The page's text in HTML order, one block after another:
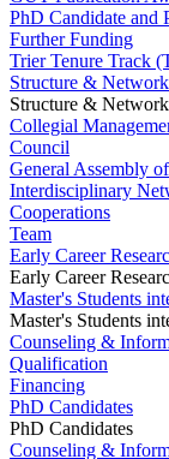
PhD Candidate and
Further Funding
Trier Tenure Track
Structure &
Structure &
Collegial
Council
General Assembly
Interdisciplinary
Cooperations
Team
Early Career
Early Career
Master's Students
Master's Students
Counseling &
Qualification
Financing
PhD Candidates
PhD Candidates
Counseling &